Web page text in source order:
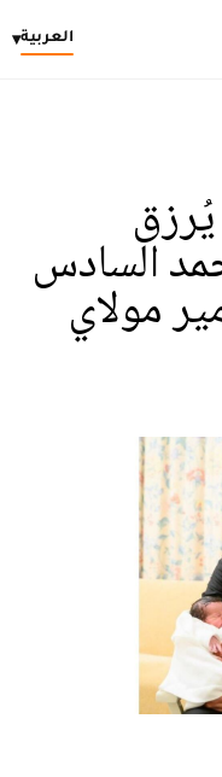
العربية▾
يُرزق
السادس
مولاي